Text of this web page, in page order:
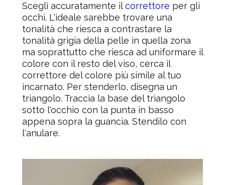
Scegli accuratamente ilcorrettore per gli
occhi. L'ideale sarebbe trovare una
tonalità che riesca a contrastare la
tonalità grigia della pelle in quella zona
ma soprattutto che riesca ad uniformare il
colore con il resto del viso, cerca il
correttore del colore più simile al tuo
incarnato. Per stenderlo, disegna un
triangolo. Traccia la base del triangolo
sotto l'occhio con la punta in basso
appena sopra la guancia. Stendilo con
l'anulare.